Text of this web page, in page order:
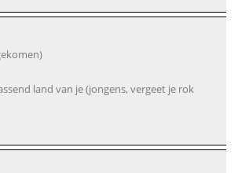
land van je (jongens, vergeet je rok